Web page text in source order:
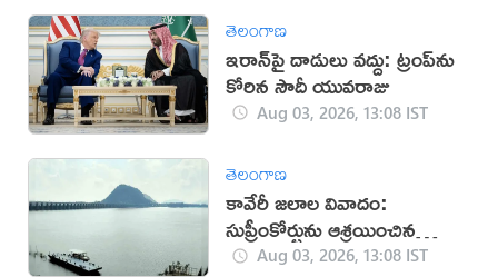
తెలంగాణ
ఇరాన్‌పై దాడులు వద్దు: ట్రంప్‌ను
కోరిన సౌదీ యువరాజు
Aug 03, 2026, 13:08 IST
తెలంగాణ
కావేరీ జలాల వివాదం:
సుప్రీంకోర్టును ఆశ్రయించిన
తమిళనాడు
Aug 03, 2026, 13:08 IST